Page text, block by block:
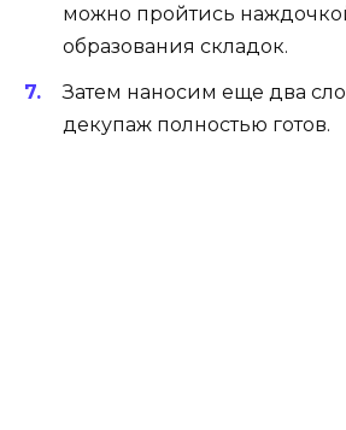
можно пройтись
образования складок.
Затем наносим еще два
декупаж полностью готов.